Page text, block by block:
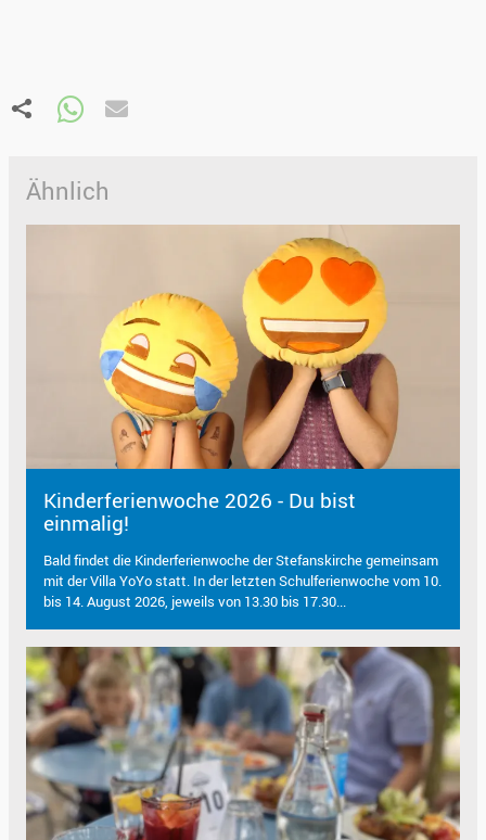
Ähnlich
Kinderferienwoche 2026 - Du bist
einmalig!
Bald findet die Kinderferienwoche der Stefanskirche gemeinsam
mit der Villa YoYo statt. In der letzten Schulferienwoche vom 10.
bis 14. August 2026, jeweils von 13.30 bis 17.30...